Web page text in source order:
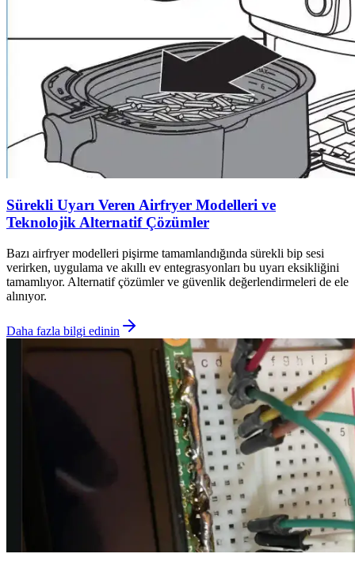
Sürekli Uyarı Veren Airfryer Modelleri ve
Teknolojik Alternatif Çözümler
Bazı airfryer modelleri pişirme tamamlandığında sürekli bip sesi
verirken, uygulama ve akıllı ev entegrasyonları bu uyarı eksikliğini
tamamlıyor. Alternatif çözümler ve güvenlik değerlendirmeleri de ele
alınıyor.
Daha fazla bilgi edinin